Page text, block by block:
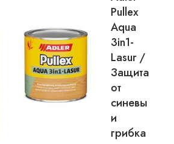
Pullex
Aqua
3in1-
Lasur /
Защита
от
синевы
и
грибка